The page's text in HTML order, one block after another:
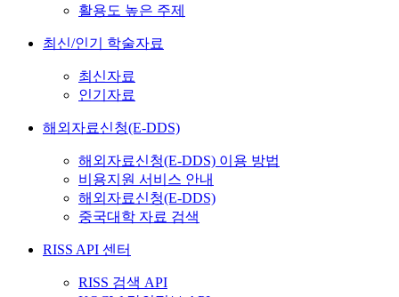
활용도 높은 주제
최신/인기 학술자료
최신자료
인기자료
해외자료신청(E-DDS)
해외자료신청(E-DDS) 이용 방법
비용지원 서비스 안내
해외자료신청(E-DDS)
중국대학 자료 검색
RISS API 센터
RISS 검색 API